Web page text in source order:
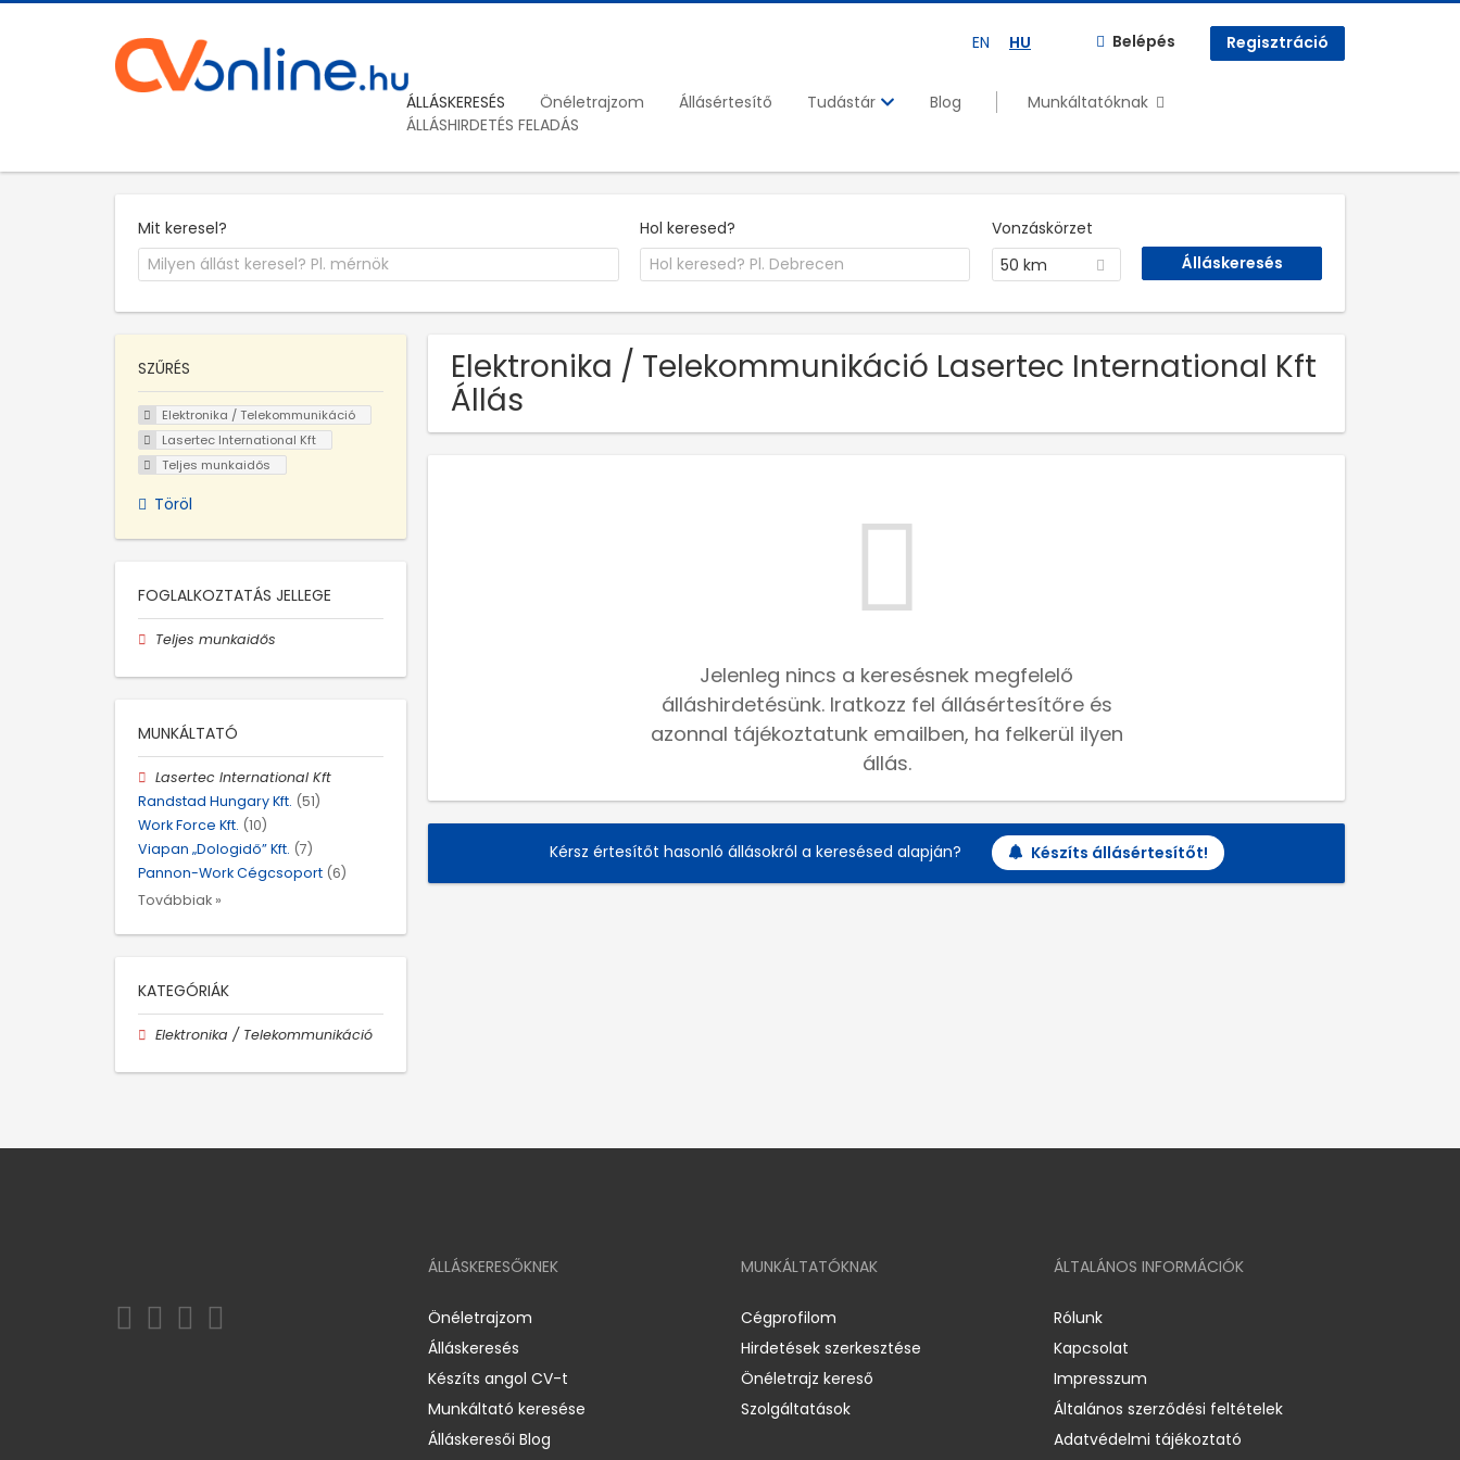
EN HU Belépés Regisztráció
ÁLLÁSKERESÉS Önéletrajzom Állásértesítő Tudástár Blog
Munkáltatóknak
ÁLLÁSHIRDETÉS FELADÁS
Mit keresel? Hol keresed?
Vonzáskörzet
50 km
Elektronika / Telekommunikáció Lasertec International Kft
Állás
Jelenleg nincs a keresésnek megfelelő
álláshirdetésünk. Iratkozz fel állásértesítőre és
azonnal tájékoztatunk emailben, ha felkerül ilyen
állás.
Kérsz értesítőt hasonló állásokról a keresésed alapján? Készíts állásértesítőt!
SZŰRÉS
Elektronika / Telekommunikáció
Lasertec International Kft
Teljes munkaidős
Töröl
FOGLALKOZTATÁS JELLEGE
Teljes munkaidős
MUNKÁLTATÓ
Lasertec International Kft
Randstad Hungary Kft. (51)
Work Force Kft. (10)
Viapan „Dologidő” Kft. (7)
Pannon-Work Cégcsoport (6)
Továbbiak »
KATEGÓRIÁK
Elektronika / Telekommunikáció
ÁLLÁSKERESŐKNEK
Önéletrajzom
Álláskeresés
Készíts angol CV-t
Munkáltató keresése
Álláskeresői Blog
MUNKÁLTATÓKNAK
Cégprofilom
Hirdetések szerkesztése
Önéletrajz kereső
Szolgáltatások
ÁLTALÁNOS INFORMÁCIÓK
Rólunk
Kapcsolat
Impresszum
Általános szerződési feltételek
Adatvédelmi tájékoztató